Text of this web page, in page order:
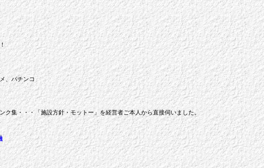
、パチンコ
ク集・・・「施設方針・モットー」を経営者ご本人から直接伺いました。